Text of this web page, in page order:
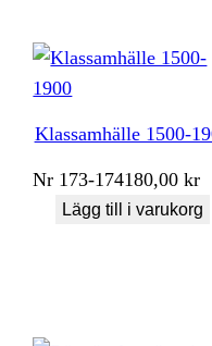
Klassamhälle 1500-
Nr 173-174180,00kr
Lägg till i varukorg